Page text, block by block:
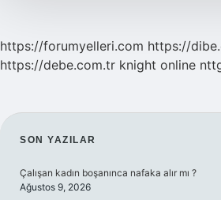
https://forumyelleri.com https://
https://debe.com.tr knight online
SIDEBAR
SON YAZILAR
Çalışan kadın boşanınca nafaka alır mı ?
Ağustos 9, 2026